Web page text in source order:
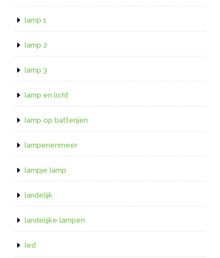
lamp 1
lamp 2
lamp 3
lamp en licht
lamp op batterijen
lampenenmeer
lampje lamp
landelijk
landelijke lampen
led